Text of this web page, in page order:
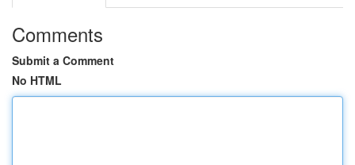
Comments
Submit a Comment
No HTML